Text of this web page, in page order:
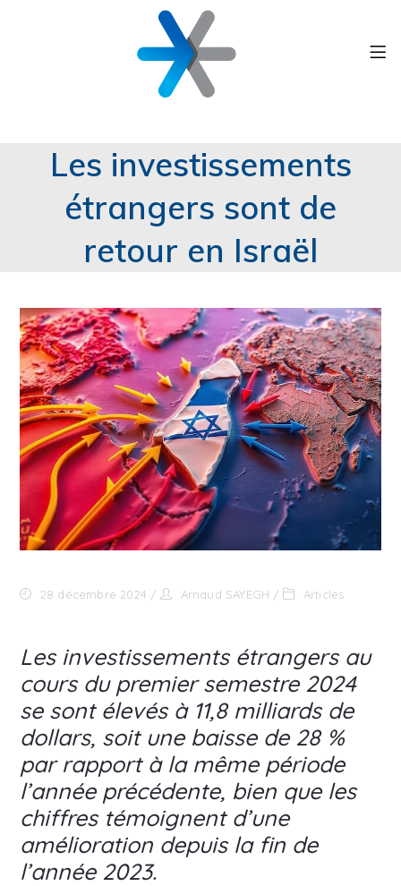
Les investissements
étrangers sont de
retour en Israël
28 décembre 2024 Arnaud SAYEGH Articles
Les investissements étrangers au
cours du premier semestre 2024
se sont élevés à 11,8 milliards de
dollars, soit une baisse de 28 %
par rapport à la même période
l’année précédente, bien que les
chiffres témoignent d’une
amélioration depuis la fin de
l’année 2023.